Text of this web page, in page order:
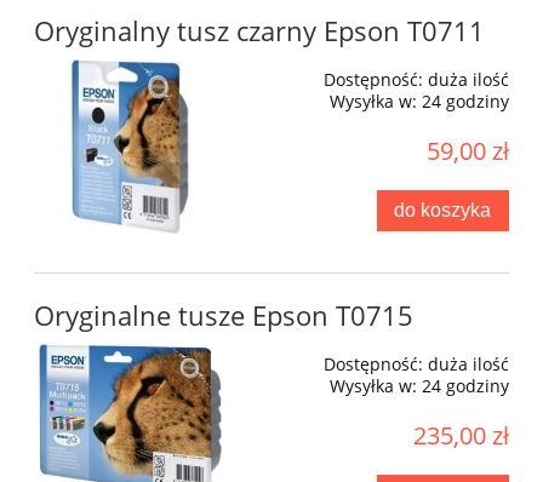
Oryginalny tusz czarny Epson T0711
Dostępność: duża ilość
Wysyłka w: 24 godziny
59,00 zł
do koszyka
Oryginalne tusze Epson T0715
Dostępność: duża ilość
Wysyłka w: 24 godziny
235,00 zł